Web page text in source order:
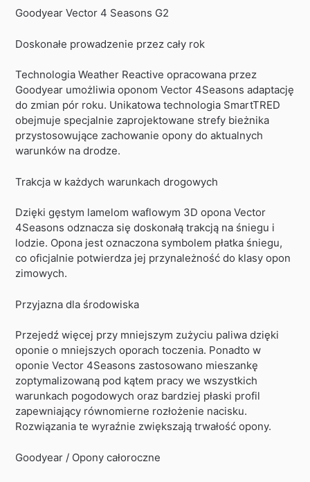
Goodyear Vector 4 Seasons G2
Doskonałe prowadzenie przez cały rok
Technologia Weather Reactive opracowana przez
Goodyear umożliwia oponom Vector 4Seasons adaptację
do zmian pór roku. Unikatowa technologia SmartTRED
obejmuje specjalnie zaprojektowane strefy bieżnika
przystosowujące zachowanie opony do aktualnych
warunków na drodze.
Trakcja w każdych warunkach drogowych
Dzięki gęstym lamelom waflowym 3D opona Vector
4Seasons odznacza się doskonałą trakcją na śniegu i
lodzie. Opona jest oznaczona symbolem płatka śniegu,
co oficjalnie potwierdza jej przynależność do klasy opon
zimowych.
Przyjazna dla środowiska
Przejedź więcej przy mniejszym zużyciu paliwa dzięki
oponie o mniejszych oporach toczenia. Ponadto w
oponie Vector 4Seasons zastosowano mieszankę
zoptymalizowaną pod kątem pracy we wszystkich
warunkach pogodowych oraz bardziej płaski profil
zapewniający równomierne rozłożenie nacisku.
Rozwiązania te wyraźnie zwiększają trwałość opony.
Goodyear / Opony całoroczne